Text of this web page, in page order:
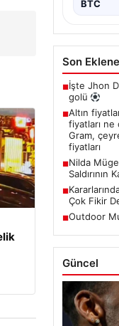
BTC
Son
■İşte Jhon
golü
■Altın
fiyatları ne
Gram,
fiyatları
■Nilda
Saldırının
■
Çok Fikir
■Outdoor
Güncel